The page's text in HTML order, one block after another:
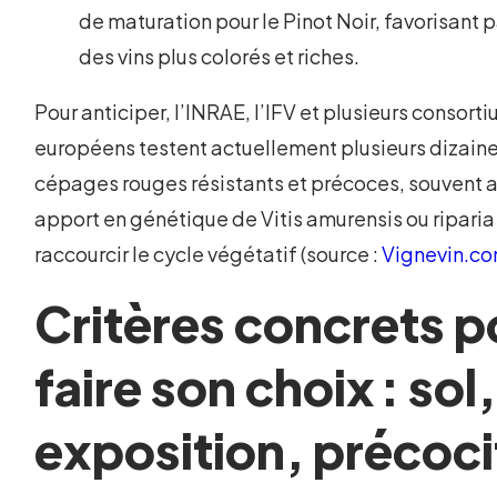
de maturation pour le Pinot Noir, favorisant
des vins plus colorés et riches.
Pour anticiper, l’INRAE, l’IFV et plusieurs
européens testent actuellement plusieurs
cépages rouges résistants et précoces, souvent
apport en génétique de Vitis amurensis ou
raccourcir le cycle végétatif (source :
Critères concrets
faire son choix : sol,
exposition,